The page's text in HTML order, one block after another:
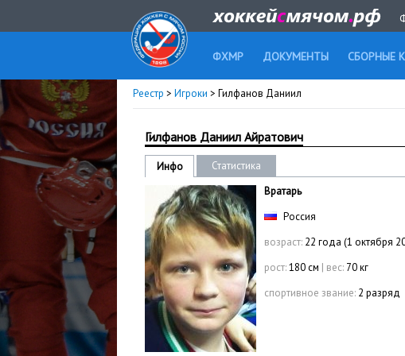
ФХМР ДОКУМЕНТЫ СБОРНЫЕ
Реестр > Игроки > Гилфанов Даниил
Гилфанов Даниил Айратович
Инфо
Статистика
Вратарь
Россия
возраст: 22 года (1 октября
рост:180 см | вес: 70 кг
спортивное звание: 2 разряд